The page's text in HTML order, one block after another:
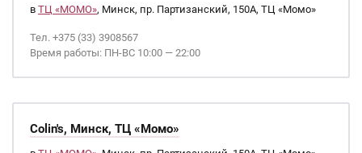
в ТЦ «МОМО», Минск, пр. Партизанский, 150А, ТЦ «Момо»
Тел. +375 (33) 3908567
Время работы: ПН-ВС 10:00 — 22:00
Colin's, Минск, ТЦ «Момо»